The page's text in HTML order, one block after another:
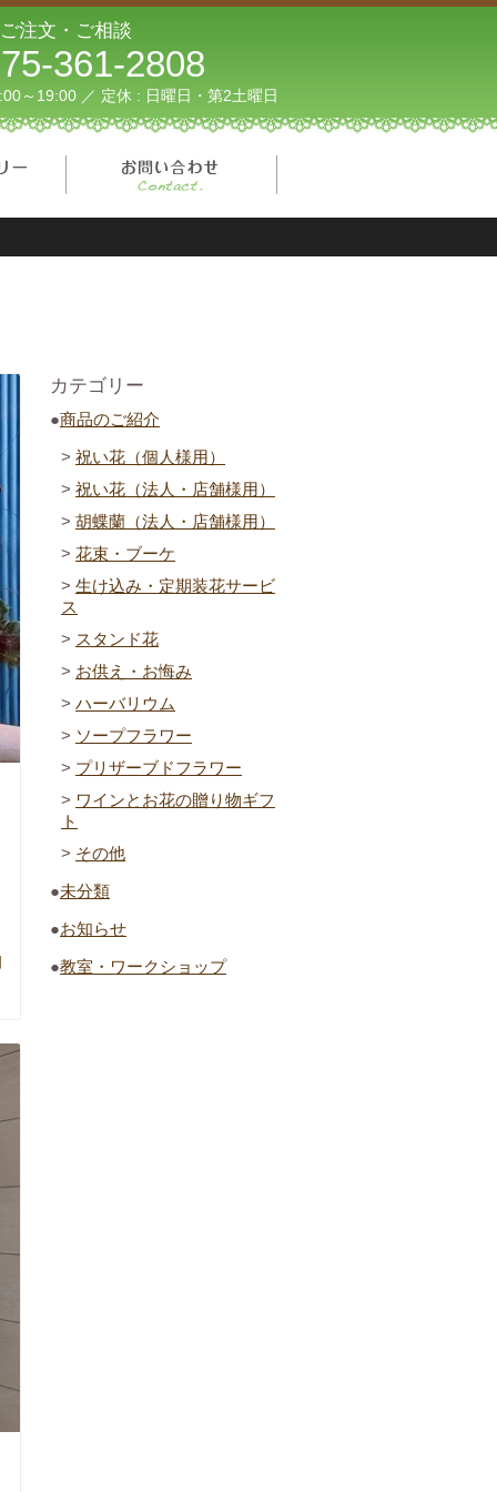
注文・ご相談
361-2808
～19:00 ／ 定休 : 日曜日・第2土曜日
フォトギャラリー
カテゴリー
商品のご紹介
祝い花（個人様用）
祝い花（法人・店舗様用）
胡蝶蘭（法人・店舗様用）
花束・ブーケ
生け込み・定期装花サービ
ス
スタンド花
お供え・お悔み
ハーバリウム
ソープフラワー
プリザーブドフラワー
ワインとお花の贈り物ギフ
ト
その他
未分類
お知らせ
教室・ワークショップ